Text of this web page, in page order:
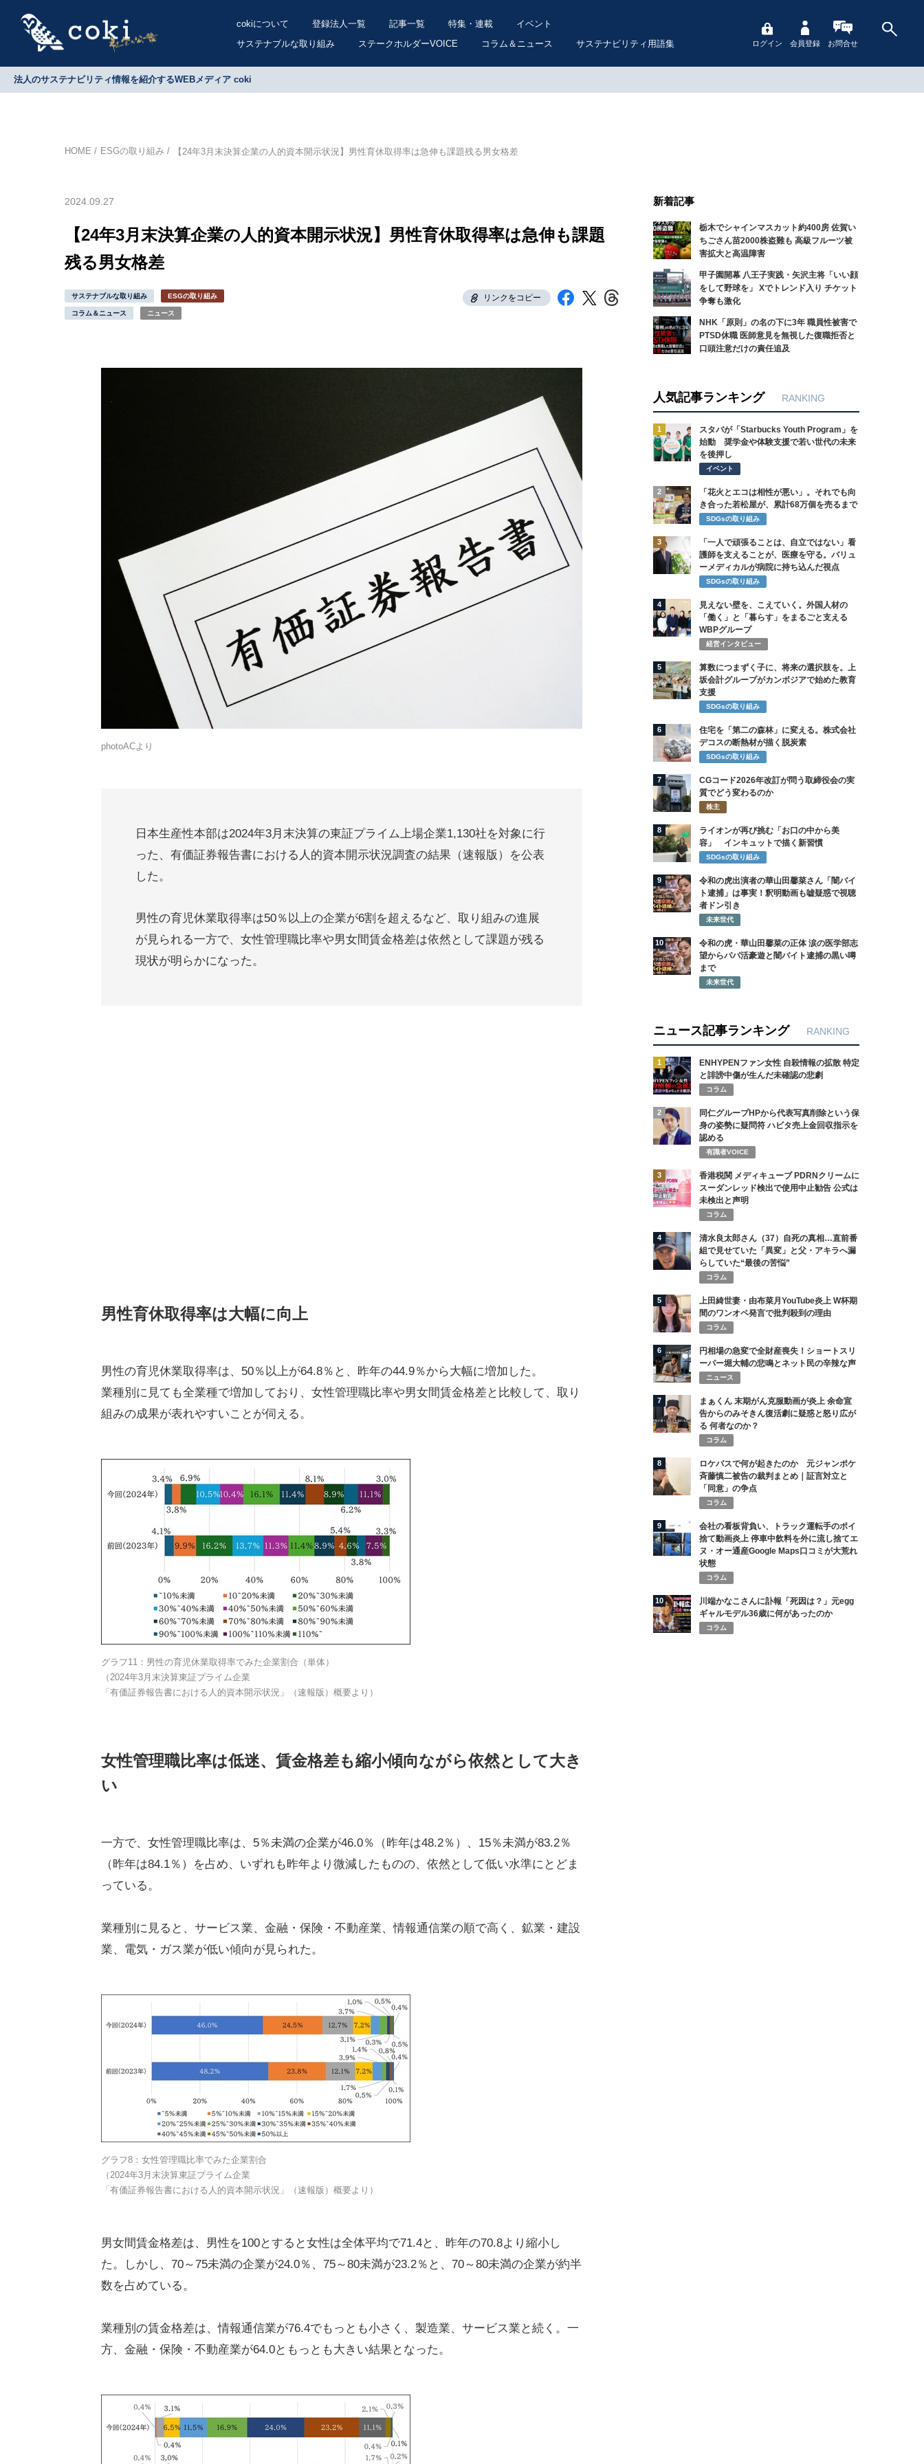
cokiについて 登録法人一覧 記事一覧 特集・連載
イベント
サステナブルな取り組み
ステークホルダーVOICE コラム＆ニュース サステナビリティ用語集 ログイン 会員登録 お問合せ
法人のサステナビリティ情報を紹介するWEBメディア coki
HOME ESGの取り組み 【24年3月末決算企業の人的資本開示状況】男性育休取得率は急伸も課題残る男女格差
2024.09.27
【24年3月末決算企業の人的資本開示状況】男性育休取得率は急伸も課題
残る男女格差
サステナブルな取り組み ESGの取り組み
コラム＆ニュース ニュース
リンクをコピー
photoACより
日本生産性本部は2024年3月末決算の東証プライム上場企業1,130社を対象に行
った、有価証券報告書における人的資本開示状況調査の結果（速報版）を公表
した。
男性の育児休業取得率は50％以上の企業が6割を超えるなど、取り組みの進展
が見られる一方で、女性管理職比率や男女間賃金格差は依然として課題が残る
現状が明らかになった。
男性育休取得率は大幅に向上
男性の育児休業取得率は、50％以上が64.8％と、昨年の44.9％から大幅に増加した。
業種別に見ても全業種で増加しており、女性管理職比率や男女間賃金格差と比較して、取り
組みの成果が表れやすいことが伺える。
グラフ11：男性の育児休業取得率でみた企業割合（単体）
（2024年3月末決算東証プライム企業
「有価証券報告書における人的資本開示状況」（速報版）概要より）
女性管理職比率は低迷、賃金格差も縮小傾向ながら依然として大き
い
一方で、女性管理職比率は、5％未満の企業が46.0％（昨年は48.2％）、15％未満が83.2％
（昨年は84.1％）を占め、いずれも昨年より微減したものの、依然として低い水準にとどま
っている。
業種別に見ると、サービス業、金融・保険・不動産業、情報通信業の順で高く、鉱業・建設
業、電気・ガス業が低い傾向が見られた。
グラフ8：女性管理職比率でみた企業割合
（2024年3月末決算東証プライム企業
「有価証券報告書における人的資本開示状況」（速報版）概要より）
男女間賃金格差は、男性を100とすると女性は全体平均で71.4と、昨年の70.8より縮小し
た。しかし、70～75未満の企業が24.0％、75～80未満が23.2％と、70～80未満の企業が約半
数を占めている。
業種別の賃金格差は、情報通信業が76.4でもっとも小さく、製造業、サービス業と続く。一
方、金融・保険・不動産業が64.0ともっとも大きい結果となった。
新着記事
栃木でシャインマスカット約400房 佐賀い
ちごさん苗2000株盗難も 高級フルーツ被
害拡大と高温障害
甲子園開幕 八王子実践・矢沢主将「いい顔
をして野球を」 Xでトレンド入り チケット
争奪も激化
NHK「原則」の名の下に3年 職員性被害で
PTSD休職 医師意見を無視した復職拒否と
口頭注意だけの責任追及
人気記事ランキング RANKING
1
スタバが「Starbucks Youth Program」を
始動 奨学金や体験支援で若い世代の未来
を後押し
イベント
2
「花火とエコは相性が悪い」。それでも向
き合った若松屋が、累計68万個を売るまで
SDGsの取り組み
3
「一人で頑張ることは、自立ではない」看
護師を支えることが、医療を守る。バリュ
ーメディカルが病院に持ち込んだ視点
SDGsの取り組み
4
見えない壁を、こえていく。外国人材の
「働く」と「暮らす」をまるごと支える
WBPグループ
経営インタビュー
5
算数につまずく子に、将来の選択肢を。上
坂会計グループがカンボジアで始めた教育
支援
SDGsの取り組み
6
住宅を「第二の森林」に変える。株式会社
デコスの断熱材が描く脱炭素
SDGsの取り組み
7
CGコード2026年改訂が問う取締役会の実
質でどう変わるのか
株主
8
ライオンが再び挑む「お口の中から美
容」 インキュットで描く新習慣
SDGsの取り組み
9
令和の虎出演者の華山田馨菜さん「闇バイ
ト逮捕」は事実！釈明動画も嘘疑惑で視聴
者ドン引き
未来世代
10
令和の虎・華山田馨菜の正体 涙の医学部志
望からパパ活豪遊と闇バイト逮捕の黒い噂
まで
未来世代
ニュース記事ランキング RANKING
1
ENHYPENファン女性 自殺情報の拡散 特定
と誹謗中傷が生んだ未確認の悲劇
コラム
2
同仁グループHPから代表写真削除という保
身の姿勢に疑問符 ハビタ売上金回収指示を
認める
有識者VOICE
3
香港税関 メディキューブ PDRNクリームに
スーダンレッド検出で使用中止勧告 公式は
未検出と声明
コラム
4
清水良太郎さん（37）自死の真相…直前番
組で見せていた「異変」と父・アキラへ漏
らしていた“最後の苦悩”
コラム
5
上田綺世妻・由布菜月YouTube炎上 W杯期
間のワンオペ発言で批判殺到の理由
コラム
6
円相場の急変で全財産喪失！ショートスリ
ーパー堀大輔の悲鳴とネット民の辛辣な声
ニュース
7
まぁくん 末期がん克服動画が炎上 余命宣
告からのみそきん復活劇に疑惑と怒り広が
る 何者なのか？
コラム
8
ロケバスで何が起きたのか 元ジャンポケ
斉藤慎二被告の裁判まとめ｜証言対立と
「同意」の争点
コラム
9
会社の看板背負い、トラック運転手のポイ
捨て動画炎上 停車中飲料を外に流し捨てエ
ヌ・オー通産Google Maps口コミが大荒れ
状態
コラム
10
川端かなこさんに訃報「死因は？」元egg
ギャルモデル36歳に何があったのか
コラム